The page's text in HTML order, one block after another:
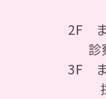
2F
診
3F ま